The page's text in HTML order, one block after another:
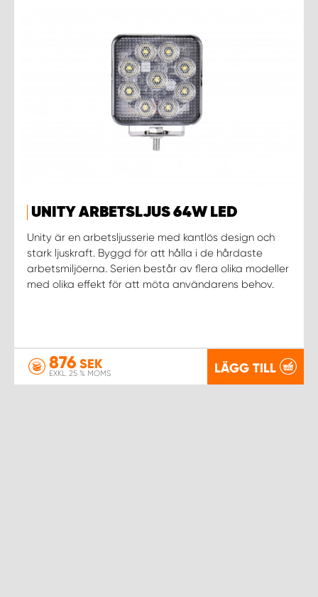
UNITY ARBETSLJUS 64W LED
Unity är en arbetsljusserie med kantlös design och
stark ljuskraft. Byggd för att hålla i de hårdaste
arbetsmiljöerna. Serien består av flera olika modeller
med olika effekt för att möta användarens behov.
876 SEK
EXKL. 25 % MOMS LÄGG TILL